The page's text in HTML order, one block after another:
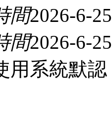
間2026-6-
間2026-6-
用系統默認